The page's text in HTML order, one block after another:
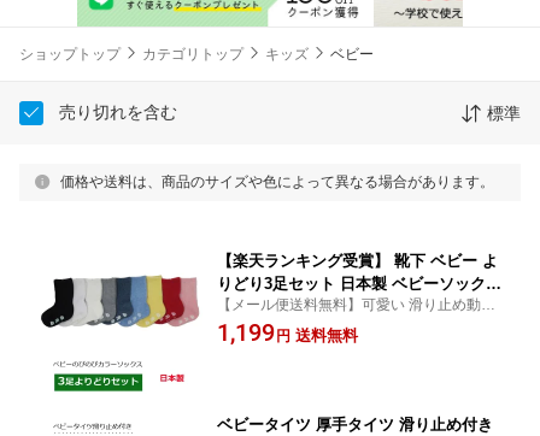
ショップトップ カテゴリトップ キッズ ベビー
売り切れを含む 標準
価格や送料は、商品のサイズや色によって異なる場合があります。
【楽天ランキング受賞】 靴下 ベビー よ
りどり3足セット 日本製 ベビーソックス
滑り止め付き 9〜15cm クルーソックス
カラー無地
【メール便送料無料】可愛い 滑り止め動物
柄
1,199 円 送料無料
ベビータイツ 厚手タイツ 滑り止め付き